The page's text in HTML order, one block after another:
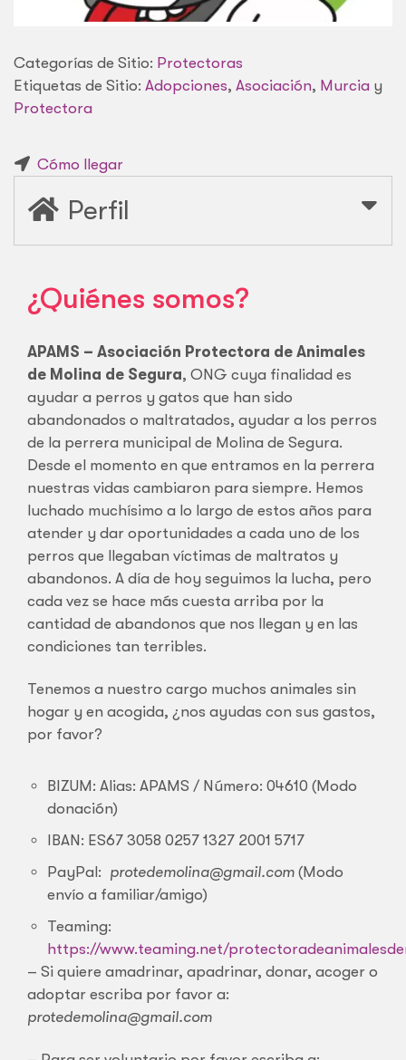
Categorías de Sitio: Protectoras
Etiquetas de Sitio: Adopciones, Asociación, Murcia y
Protectora
Cómo llegar
Perfil
¿Quiénes somos?
APAMS – Asociación Protectora de Animales
de Molina de Segura, ONG cuya finalidad es
ayudar a perros y gatos que han sido
abandonados o maltratados, ayudar a los perros
de la perrera municipal de Molina de Segura.
Desde el momento en que entramos en la perrera
nuestras vidas cambiaron para siempre. Hemos
luchado muchísimo a lo largo de estos años para
atender y dar oportunidades a cada uno de los
perros que llegaban víctimas de maltratos y
abandonos. A día de hoy seguimos la lucha, pero
cada vez se hace más cuesta arriba por la
cantidad de abandonos que nos llegan y en las
condiciones tan terribles.
Tenemos a nuestro cargo muchos animales sin
hogar y en acogida, ¿nos ayudas con sus gastos,
por favor?
BIZUM: Alias: APAMS / Número: 04610 (Modo
donación)
IBAN: ES67 3058 0257 1327 2001 5717
PayPal: protedemolina@gmail.com (Modo
envío a familiar/amigo)
Teaming:
https://www.teaming.net/
– Si quiere amadrinar, apadrinar, donar, acoger o
adoptar escriba por favor a:
protedemolina@gmail.com